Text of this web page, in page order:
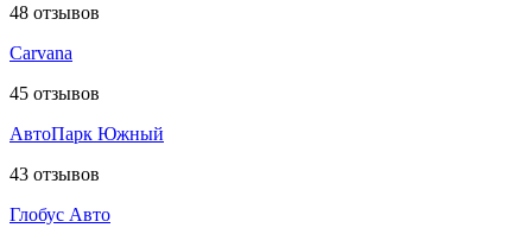
48 отзывов
Carvana
45 отзывов
АвтоПарк Южный
43 отзывов
Глобус Авто